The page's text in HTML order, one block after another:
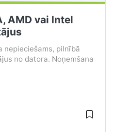
AMD vai Intel
nepieciešams, pilnībā
no datora. Noņemšana